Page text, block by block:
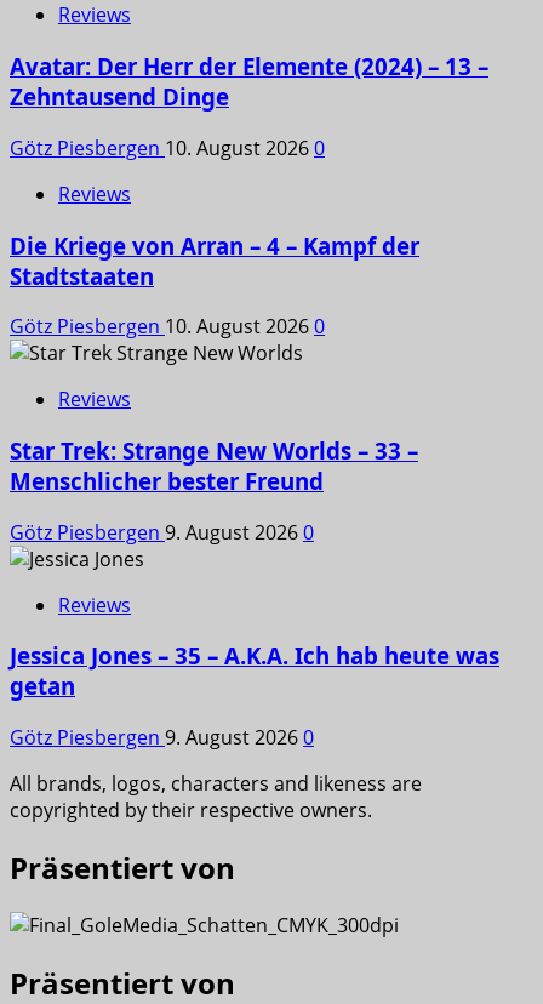
Reviews
Avatar: Der Herr der Elemente (2024) – 13 –
Zehntausend Dinge
Götz Piesbergen 10. August 20260
Reviews
Die Kriege von Arran – 4 – Kampf der
Stadtstaaten
Götz Piesbergen 10. August 20260
Reviews
Star Trek: Strange New Worlds – 33 –
Menschlicher bester Freund
Götz Piesbergen 9. August 20260
Reviews
Jessica Jones – 35 – A.K.A. Ich hab heute was
getan
Götz Piesbergen 9. August 20260
All brands, logos, characters and likeness are
copyrighted by their respective owners.
Präsentiert von
Präsentiert von